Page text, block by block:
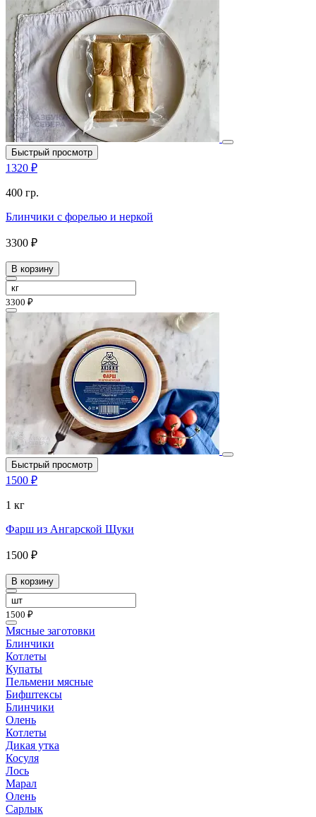
Быстрый просмотр
1320 ₽
400 гр.
Блинчики с форелью и неркой
3300 ₽
В корзину
3300 ₽
Быстрый просмотр
1500 ₽
1 кг
Фарш из Ангарской Щуки
1500 ₽
В корзину
1500 ₽
Мясные заготовки
Блинчики
Котлеты
Купаты
Пельмени мясные
Бифштексы
Блинчики
Олень
Котлеты
Дикая утка
Косуля
Лось
Марал
Олень
Сарлык